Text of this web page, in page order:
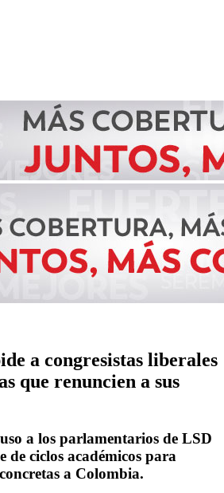
a congresistas liberales
que renuncien a sus
a los parlamentarios de LSD
de ciclos académicos para
a Colombia.